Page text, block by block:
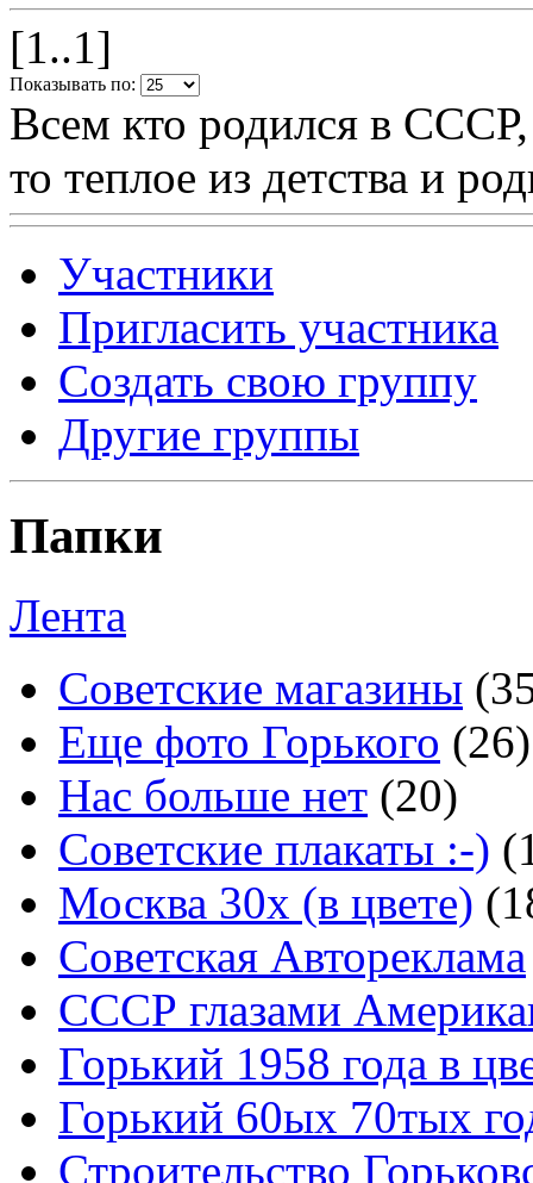
[1..1]
Показывать по:
Всем кто родился в
то теплое из детства и
Участники
Пригласить участника
Создать свою группу
Другие группы
Папки
Лента
Советские магазины
Еще фото Горького (26)
Нас больше нет (20)
Советские плакаты :-)
Москва 30x (в цвете)
Советская Автореклама
СССР глазами
Горький 1958 года в
Горький 60ых 70тых
Строительство